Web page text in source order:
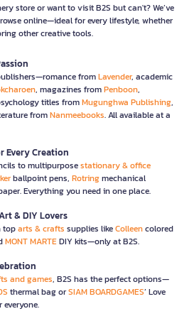
store or want to visit B2S but can't? We’ve
online—ideal for every lifestyle, whether
other creative tools.
fromLavender, academic
, magazines fromPenboon,
titles fromMugunghwa Publishing,
fromNanmeebooks. All available at a
Every Creation
to multipurposestationary & office
ballpoint pens, Rotringmechanical
Everything you need in one place.
& DIY Lovers
toparts & crafts supplies likeColleencolored
MONT MARTEDIY kits—only at B2S.
and games, B2S has the perfect options—
thermal bag orSIAM BOARDGAMES’ Love